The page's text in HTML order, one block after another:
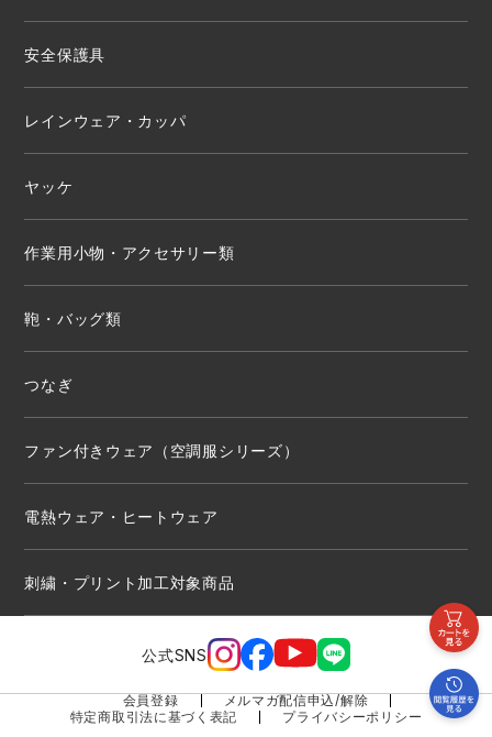
安全保護具
レインウェア・カッパ
ヤッケ
作業用小物・アクセサリー類
鞄・バッグ類
つなぎ
ファン付きウェア（空調服シリーズ）
電熱ウェア・ヒートウェア
刺繍・プリント加工対象商品
公式SNS
会員登録
メルマガ配信申込/解除
特定商取引法に基づく表記
プライバシーポリシー